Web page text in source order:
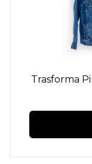
Trasforma